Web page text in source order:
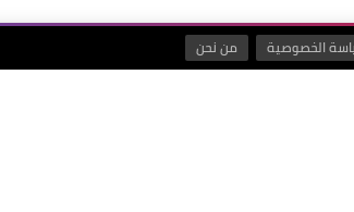
الخصوصية من نحن